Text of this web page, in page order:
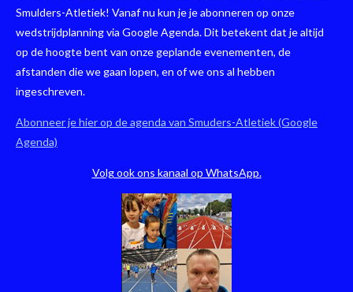
Smulders-Atletiek! Vanaf nu kun je je abonneren op onze
wedstrijdplanning via Google Agenda. Dit betekent dat je altijd
op de hoogte bent van onze geplande evenementen, de
afstanden die we gaan lopen, en of we ons al hebben
ingeschreven.
Abonneer je hier op de agenda van Smuders-Atletiek (Google
Agenda)
Volg ook ons kanaal op WhatsApp.